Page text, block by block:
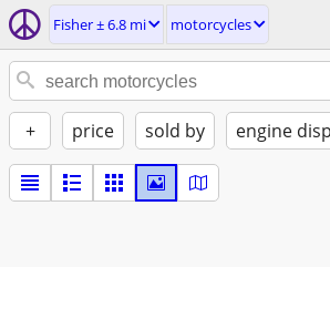
Fisher ± 6.8 mi motorcycles
+ price sold by engine